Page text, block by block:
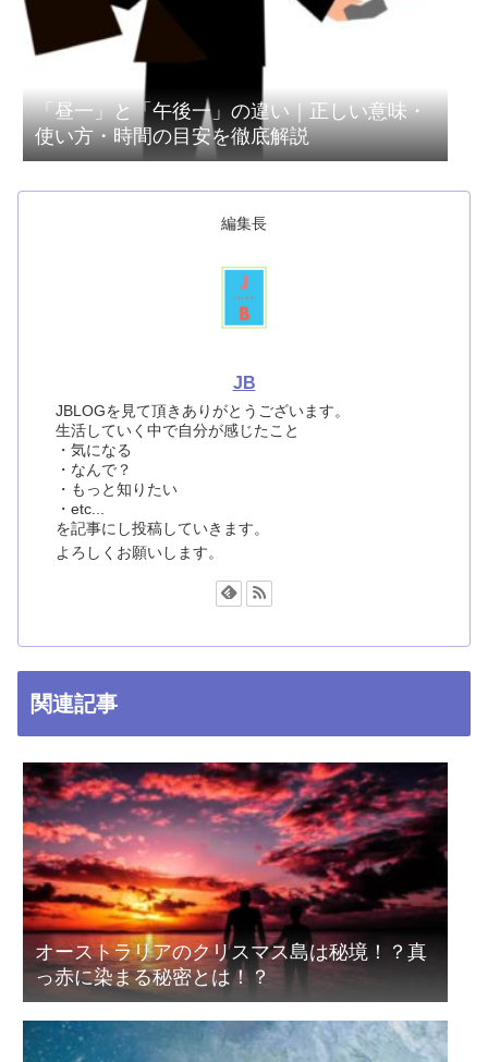
「昼一」と「午後一」の違い｜正しい意味・
使い方・時間の目安を徹底解説
編集長
JB
JBLOGを見て頂きありがとうございます。
生活していく中で自分が感じたこと
・気になる
・なんで？
・もっと知りたい
・etc...
を記事にし投稿していきます。
よろしくお願いします。
関連記事
オーストラリアのクリスマス島は秘境！？真
っ赤に染まる秘密とは！？